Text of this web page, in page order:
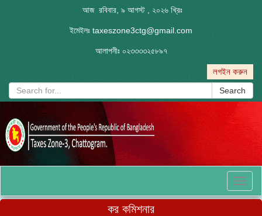
আজ রবিবার, ৯ আগস্ট , ২০২৬ খ্রিঃ
ইমেইলঃ taxeszone3ctg@gmail.com
আলাপনীঃ ০২৩৩৩৩২৫৮৯৭
লগইন করুন
Search
কর কমিশনার